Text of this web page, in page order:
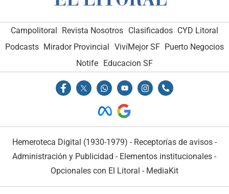
Campolitoral Revista Nosotros Clasificados CYD Litoral
Podcasts Mirador Provincial VivíMejor SF Puerto Negocios
Notife Educacion SF
Hemeroteca Digital (1930-1979) - Receptorías de avisos -
Administración y Publicidad - Elementos institucionales -
Opcionales con El Litoral - MediaKit